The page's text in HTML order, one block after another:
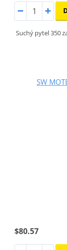
Suchý pytel 350
SW
$80.57